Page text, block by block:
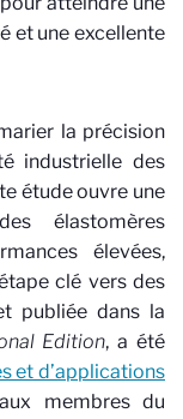
et une excellente
la précision
industrielle des
étude ouvre une
élastomères
élevées,
clé vers des
publiée dans la
Edition, a été
et d’applications
membres du